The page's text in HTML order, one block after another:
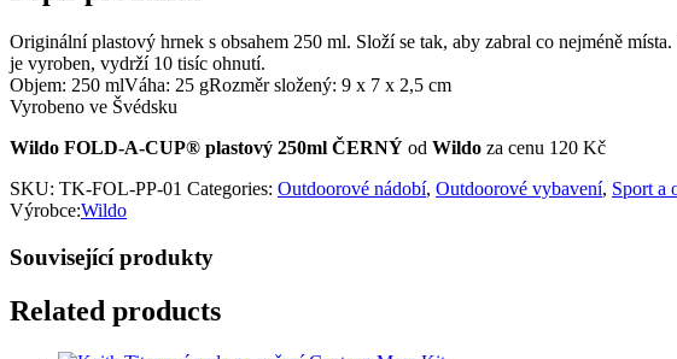
Originální plastový hrnek s obsahem 250 ml. Složí se tak, aby zabral co nejméně
je vyroben, vydrží 10 tisíc ohnutí.
Objem: 250 mlVáha: 25 gRozměr složený: 9 x 7 x 2,5 cm
Vyrobeno ve Švédsku
Wildo FOLD-A-CUP® plastový 250ml ČERNÝ od Wildo za cenu 120 Kč
SKU: TK-FOL-PP-01 Categories: Outdoorové nádobí, Outdoorové vybavení, Sport a
Výrobce:Wildo
Související produkty
Related products